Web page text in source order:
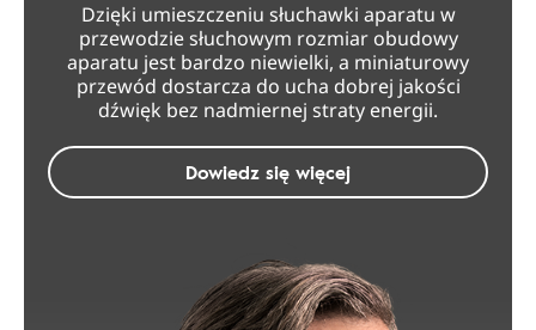
Dzięki umieszczeniu słuchawki aparatu w
przewodzie słuchowym rozmiar obudowy
aparatu jest bardzo niewielki, a miniaturowy
przewód dostarcza do ucha dobrej jakości
dźwięk bez nadmiernej straty energii.
Dowiedz się więcej